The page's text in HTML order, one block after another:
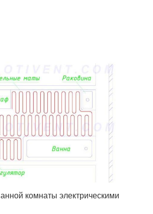
комнаты электрическими